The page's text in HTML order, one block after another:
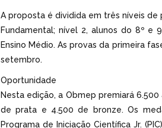
A proposta é dividida em três níveis de
Fundamental; nível 2, alunos do 8º e
Ensino Médio. As provas da primeira
setembro.
Oportunidade
Nesta edição, a Obmep premiará
de prata e 4.500 de bronze. Os
Programa de Iniciação Científica Jr.